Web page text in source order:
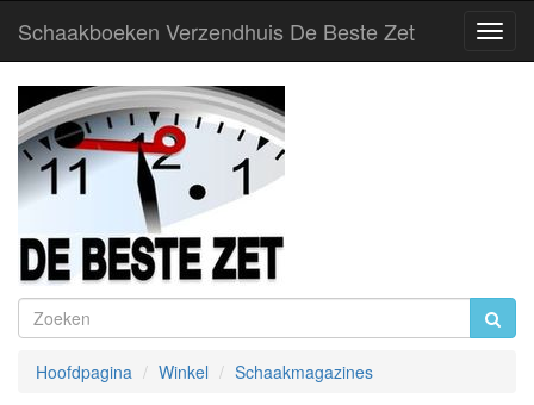
Schaakboeken Verzendhuis De Beste Zet
Hoofdpagina Winkel Schaakmagazines